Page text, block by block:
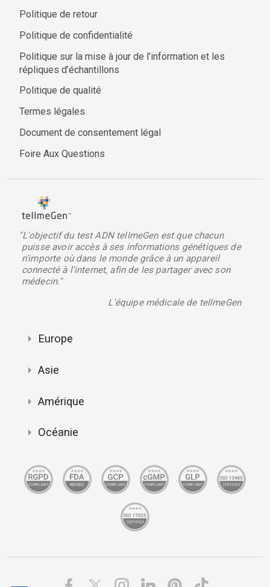
Politique de retour
Politique de confidentialité
Politique sur la mise à jour de l’information et les
répliques d’échantillons
Politique de qualité
Termes légales
Document de consentement légal
Foire Aux Questions
"L'objectif du test ADN tellmeGen est que chacun
puisse avoir accès à ses informations génétiques de
n'importe où dans le monde grâce à un appareil
connecté à l'internet, afin de les partager avec son
médecin."
L'équipe médicale de tellmeGen
Europe
Asie
Amérique
Océanie